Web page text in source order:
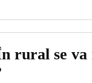
rural se